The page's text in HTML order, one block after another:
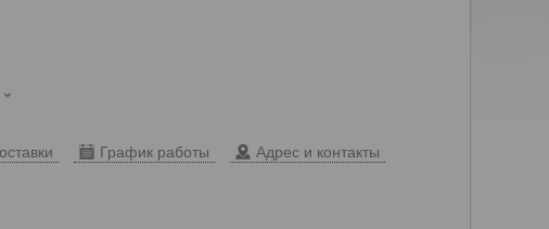
График работы Адрес и контакты